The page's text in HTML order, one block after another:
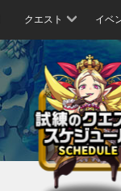
クエスト イベ